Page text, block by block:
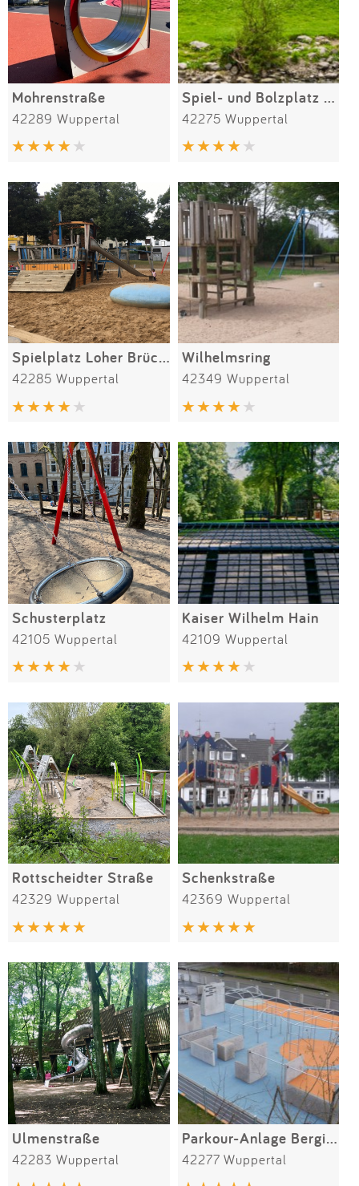
Mohrenstraße
42289 Wuppertal
Spiel- und Bolzplatz Rosenau / Stennert
42275 Wuppertal
Spielplatz Loher Brücke
42285 Wuppertal
Wilhelmsring
42349 Wuppertal
Schusterplatz
42105 Wuppertal
Kaiser Wilhelm Hain
42109 Wuppertal
Rottscheidter Straße
42329 Wuppertal
Schenkstraße
42369 Wuppertal
Ulmenstraße
42283 Wuppertal
Parkour-Anlage Bergisches Plateau
42277 Wuppertal